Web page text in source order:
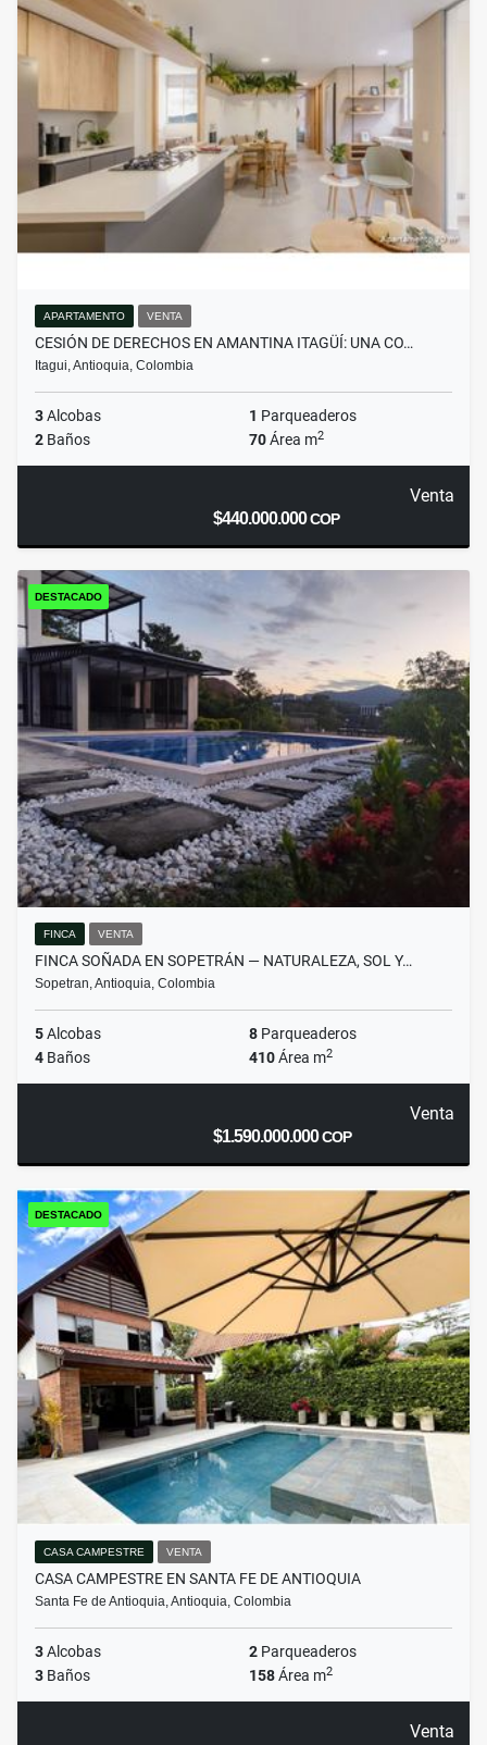
APARTAMENTO VENTA
CESIÓN DE DERECHOS EN AMANTINA ITAGÜÍ: UNA CO…
Itagui, Antioquia, Colombia
3Alcobas 1 Parqueaderos
2 Baños 70Área m2
Venta
$440.000.000COP
DESTACADO
FINCA VENTA
FINCA SOÑADA EN SOPETRÁN — NATURALEZA, SOL Y…
Sopetran, Antioquia, Colombia
5Alcobas 8 Parqueaderos
4 Baños 410Área m2
Venta
$1.590.000.000COP
DESTACADO
CASA CAMPESTRE VENTA
CASA CAMPESTRE EN SANTA FE DE ANTIOQUIA
Santa Fe de Antioquia, Antioquia, Colombia
3Alcobas 2 Parqueaderos
3 Baños 158Área m2
Venta